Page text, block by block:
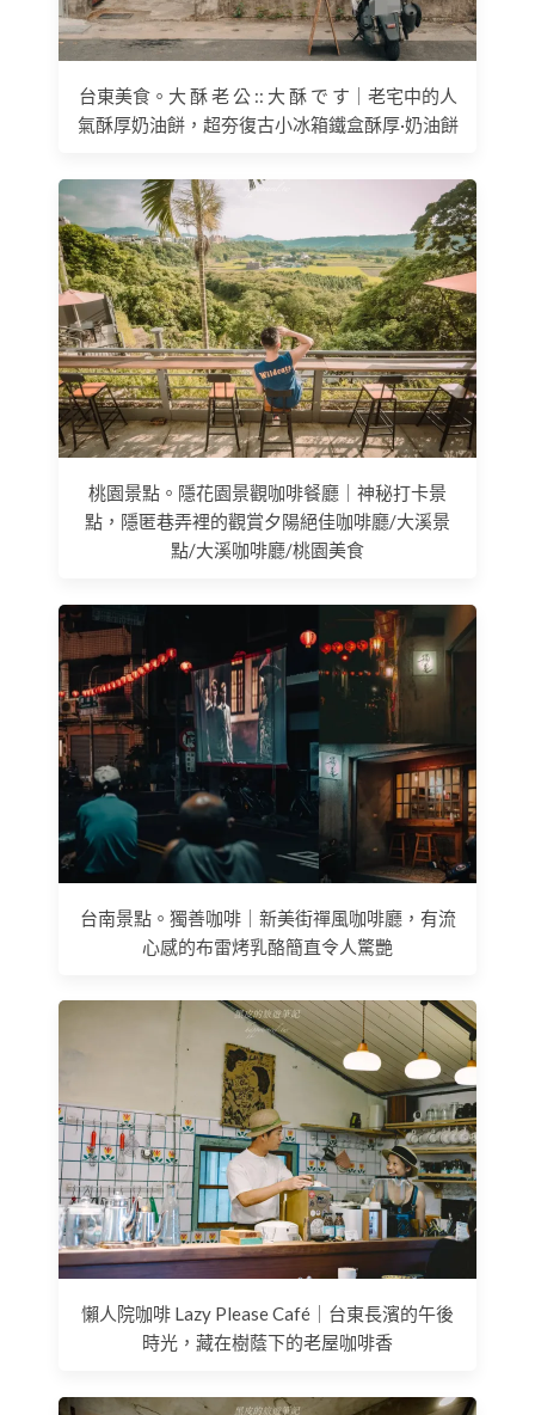
台東美食。大 酥 老 公 :: 大 酥 で す｜老宅中的人
氣酥厚奶油餅，超夯復古小冰箱鐵盒酥厚·奶油餅
桃園景點。隱花園景觀咖啡餐廳｜神秘打卡景
點，隱匿巷弄裡的觀賞夕陽絕佳咖啡廳/大溪景
點/大溪咖啡廳/桃園美食
台南景點。獨善咖啡｜新美街禪風咖啡廳，有流
心感的布雷烤乳酪簡直令人驚艷
懶人院咖啡 Lazy Please Café｜台東長濱的午後
時光，藏在樹蔭下的老屋咖啡香